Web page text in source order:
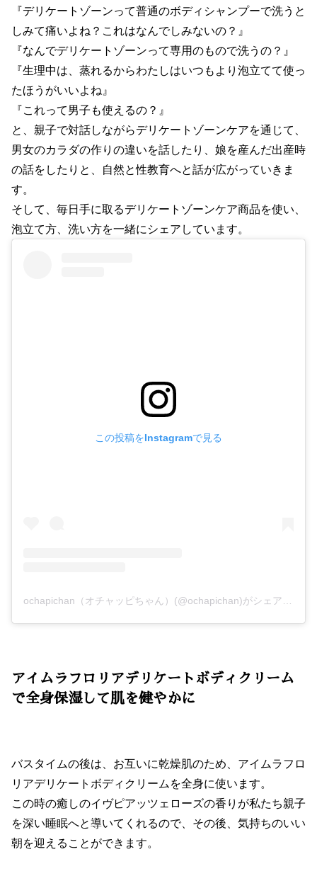
『デリケートゾーンって普通のボディシャンプーで洗うと
しみて痛いよね？これはなんでしみないの？』
『なんでデリケートゾーンって専用のもので洗うの？』
『生理中は、蒸れるからわたしはいつもより泡立てて使っ
たほうがいいよね』
『これって男子も使えるの？』
と、親子で対話しながらデリケートゾーンケアを通じて、
男女のカラダの作りの違いを話したり、娘を産んだ出産時
の話をしたりと、自然と性教育へと話が広がっていきま
す。
そして、毎日手に取るデリケートゾーンケア商品を使い、
泡立て方、洗い方を一緒にシェアしています。
この投稿をInstagramで見る
アイムラフロリアデリケートボディクリーム
で全身保湿して肌を健やかに
バスタイムの後は、お互いに乾燥肌のため、アイムラフロ
リアデリケートボディクリームを全身に使います。
この時の癒しのイヴピアッツェローズの香りが私たち親子
を深い睡眠へと導いてくれるので、その後、気持ちのいい
朝を迎えることができます。